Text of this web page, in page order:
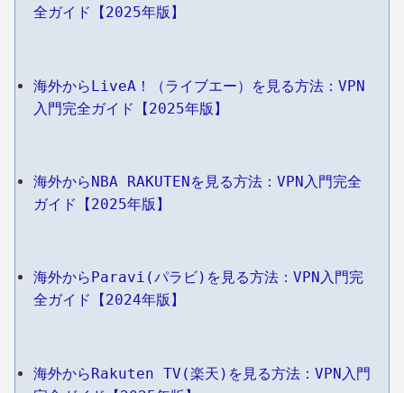
全ガイド【2025年版】
海外からLiveA！（ライブエー）を見る方法：VPN
入門完全ガイド【2025年版】
海外からNBA RAKUTENを見る方法：VPN入門完全
ガイド【2025年版】
海外からParavi(パラビ)を見る方法：VPN入門完
全ガイド【2024年版】
海外からRakuten TV(楽天)を見る方法：VPN入門